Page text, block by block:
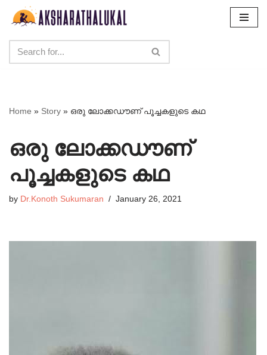
content
Home » Story » ഒരു ലോക്കഡൗണ് പൂച്ചകളുടെ കഥ
ഒരു ലോക്കഡൗണ്
പൂച്ചകളുടെ കഥ
by Dr.Konoth Sukumaran January 26, 2021